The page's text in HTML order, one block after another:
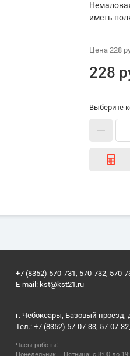
иметь
Цена 228
228
Выберите
+7 (8352) 570-731, 570-732, 570-
E-mail: kst@kst21.ru
г. Чебоксары, Базовый проезд,
Тел.: +7 (8352) 57-07-33, 57-07-
Часы работы: